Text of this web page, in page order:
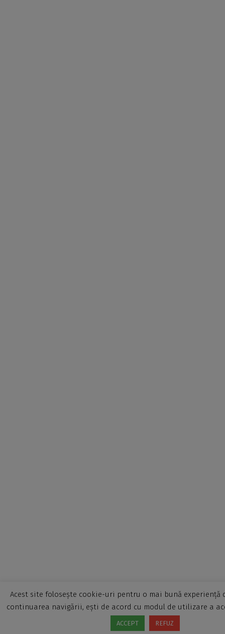
Acest site folosește cookie-uri pentru o mai bună experiență
continuarea navigării, ești de acord cu modul de utilizare a
ACCEPT REFUZ